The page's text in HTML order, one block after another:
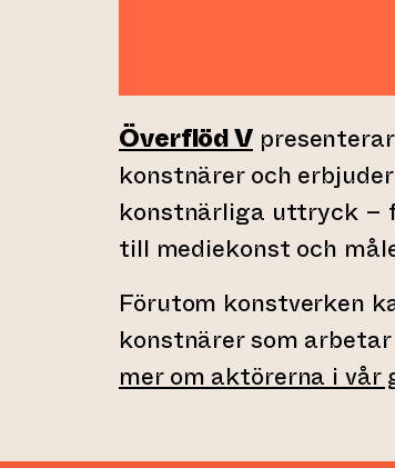
Överflöd V
konstnärer och
konstnärliga uttryck –
till mediekonst och
Förutom konstverken
konstnärer som
mer om aktörerna i vår